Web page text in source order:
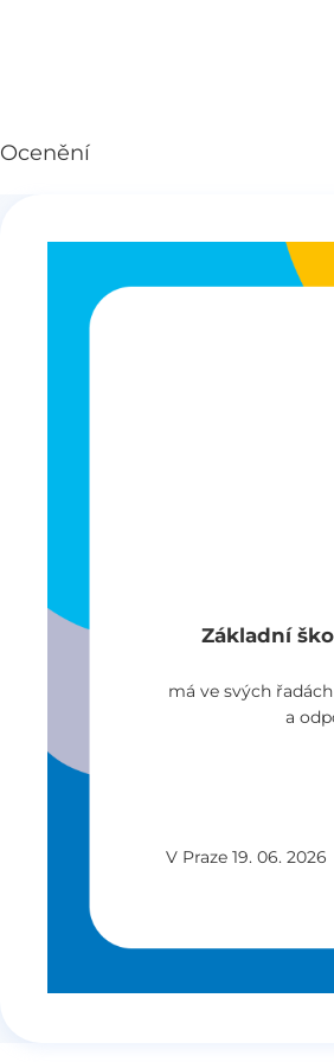
Ocenění
Základní
má ve svých
a
V Praze 19. 06. 2026